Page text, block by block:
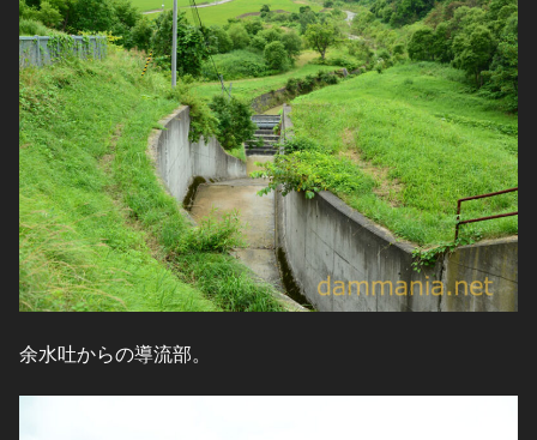
余水吐からの導流部。